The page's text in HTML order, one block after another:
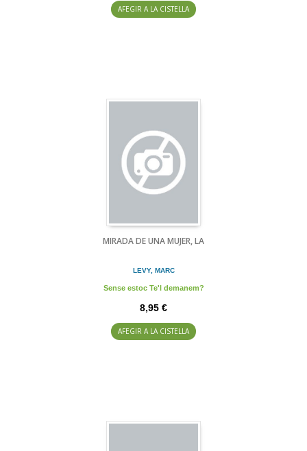
AFEGIR A LA CISTELLA
MIRADA DE UNA MUJER, LA
LEVY, MARC
Sense estoc Te'l demanem?
8,95 €
AFEGIR A LA CISTELLA